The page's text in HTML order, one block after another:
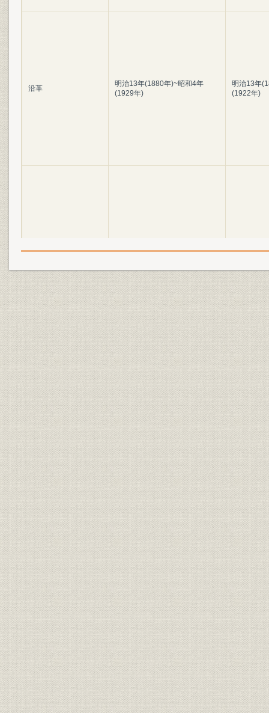
沿革
明治13年(1880年)~昭和4年
(1929年)
明治13年
(1922年)
沿革
(1945年)
(1944年)
沿革
昭和20年(1945年)~昭和36年
(1961年)
昭和22年
(1961年)
沿革
昭和37年(1962年)~昭和55年
(1980年)
昭和36年
(1980年)